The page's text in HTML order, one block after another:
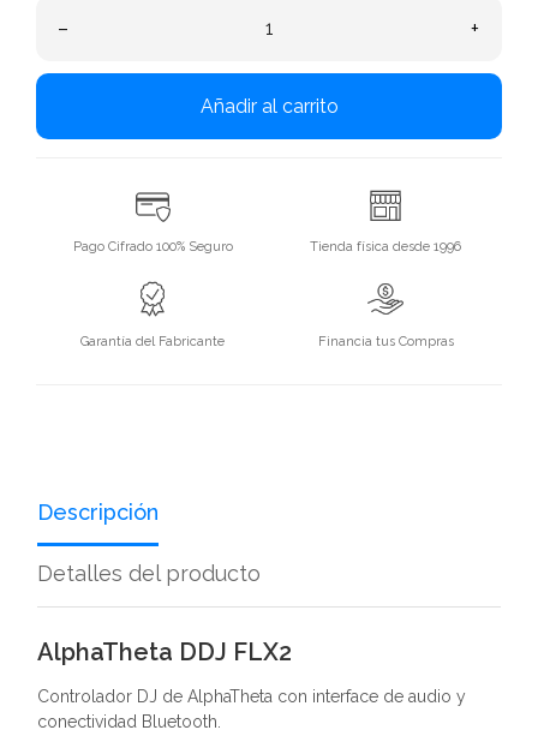
– +
Añadir al carrito
Pago Cifrado 100% Seguro Tienda física desde 1996
Garantía del Fabricante Financia tus Compras
Descripción
Detalles del producto
AlphaTheta DDJ FLX2
Controlador DJ de AlphaTheta con interface de audio y
conectividad Bluetooth.